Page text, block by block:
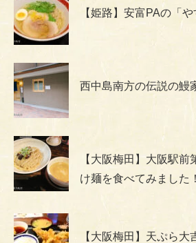
【姫路】安富PAの「や
西中島南方の伝説の鰻
【大阪梅田】大阪駅
け麺を食べてみました！
【大阪梅田】天ぷら